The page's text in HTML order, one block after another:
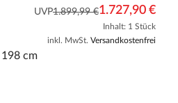
UVP1.899,99 €1.727,90 €
Inhalt: 1 Stück
inkl. MwSt. Versandkostenfrei
198 cm